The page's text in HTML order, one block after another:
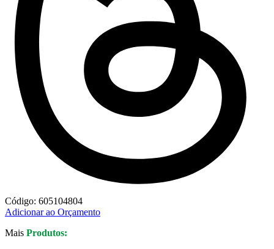
Código: 605104804
Adicionar ao Orçamento
Mais Produtos: